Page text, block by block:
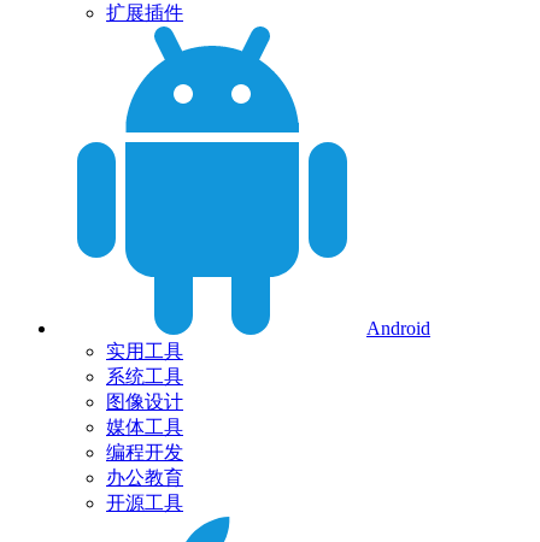
扩展插件
Android
实用工具
系统工具
图像设计
媒体工具
编程开发
办公教育
开源工具